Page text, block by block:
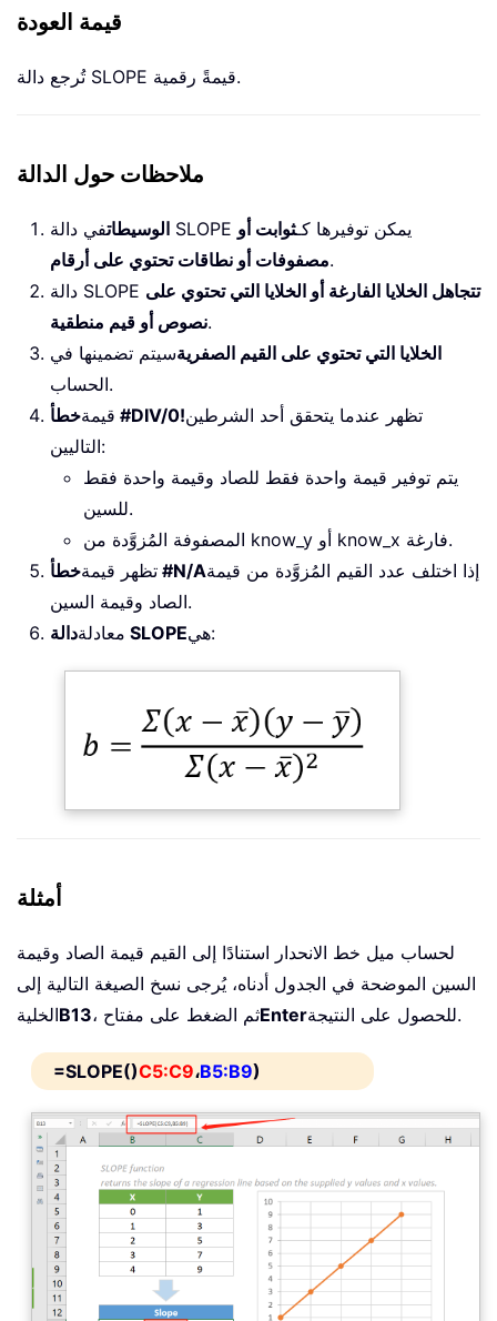
قيمة العودة
تُرجع دالة SLOPE قيمةً رقمية.
ملاحظات حول الدالة
الوسيطات في دالة SLOPE يمكن توفيرها كـثوابت أو
مصفوفات أو نطاقات تحتوي على أرقام.
دالة SLOPE تتجاهل الخلايا الفارغة أو الخلايا التي تحتوي على
نصوص أو قيم منطقية.
الخلايا التي تحتوي على القيم الصفريةسيتم تضمينها في
الحساب.
قيمة خطأ #DIV/0!تظهر عندما يتحقق أحد الشرطين
التاليين:
يتم توفير قيمة واحدة فقط للصاد وقيمة واحدة فقط
للسين.
المصفوفة المُزوَّدة من know_y أو know_x فارغة.
تظهر قيمة خطأ #N/Aإذا اختلف عدد القيم المُزوَّدة من قيمة
الصاد وقيمة السين.
معادلة دالة SLOPE هي:
أمثلة
لحساب ميل خط الانحدار استنادًا إلى القيم قيمة الصاد وقيمة
السين الموضحة في الجدول أدناه، يُرجى نسخ الصيغة التالية إلى
الخليةB13 ، ثم الضغط على مفتاحEnter للحصول على النتيجة.
=SLOPE()C5:C9،B5:B9)